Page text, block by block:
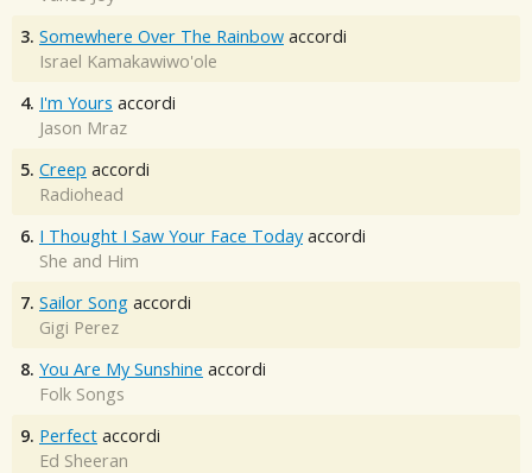
3. Somewhere Over The Rainbow accordi
Israel Kamakawiwo'ole
4. I'm Yours accordi
Jason Mraz
5. Creep accordi
Radiohead
6. I Thought I Saw Your Face Today accordi
She and Him
7. Sailor Song accordi
Gigi Perez
8. You Are My Sunshine accordi
Folk Songs
9. Perfect accordi
Ed Sheeran